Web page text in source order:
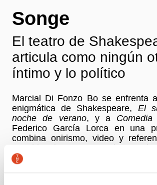
Songe
El teatro de
articula como ningún
íntimo y lo político
Marcial Di Fonzo Bo se enfrenta
enigmática de Shakespeare, El
noche de verano, y a
Federico García Lorca en una
combina onirismo, video y
Una historia que une a dos
únicamente para separarlas.
ConSonge, recibimos a la